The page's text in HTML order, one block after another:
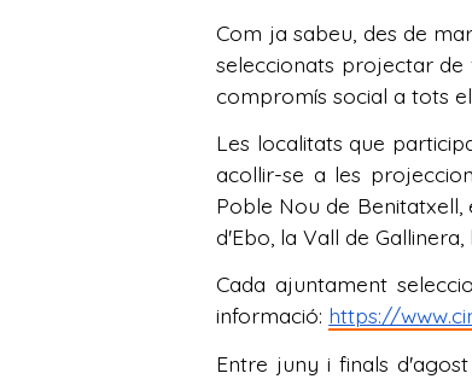
Com ja sabeu, des de
seleccionats projectar de
compromís social a tots
Les localitats que
acollir-se a les
Poble Nou de Benitatxell,
d'Ebo, la Vall de
Cada ajuntament
informació: https://
Entre juny i finals